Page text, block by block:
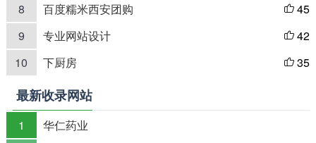
8
百度糯米西安团购  45
9
专业网站设计  42
10
下厨房  35
最新收录网站
1
华仁药业